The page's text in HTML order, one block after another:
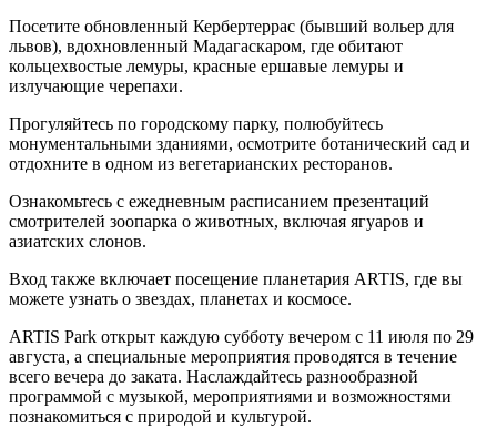
Посетите обновленный Кербертеррас (бывший вольер для
львов), вдохновленный Мадагаскаром, где обитают
кольцехвостые лемуры, красные ершавые лемуры и
излучающие черепахи.
Прогуляйтесь по городскому парку, полюбуйтесь
монументальными зданиями, осмотрите ботанический сад и
отдохните в одном из вегетарианских ресторанов.
Ознакомьтесь с ежедневным расписанием презентаций
смотрителей зоопарка о животных, включая ягуаров и
азиатских слонов.
Вход также включает посещение планетария ARTIS, где вы
можете узнать о звездах, планетах и космосе.
ARTIS Park открыт каждую субботу вечером с 11 июля по 29
августа, а специальные мероприятия проводятся в течение
всего вечера до заката. Наслаждайтесь разнообразной
программой с музыкой, мероприятиями и возможностями
познакомиться с природой и культурой.